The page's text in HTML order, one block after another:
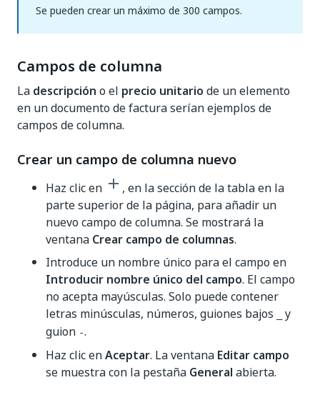
Se pueden crear un máximo de 300 campos.
Campos de columna
La descripción o el precio unitario de un elemento
en un documento de factura serían ejemplos de
campos de columna.
Crear un campo de columna nuevo
Haz clic en
, en la sección de la tabla en la
parte superior de la página, para añadir un
nuevo campo de columna. Se mostrará la
ventana Crear campo de columnas.
Introduce un nombre único para el campo en
Introducir nombre único del campo. El campo
no acepta mayúsculas. Solo puede contener
letras minúsculas, números, guiones bajos
y
guion -.
Haz clic enAceptar. La ventana Editar campo
se muestra con la pestaña General abierta.